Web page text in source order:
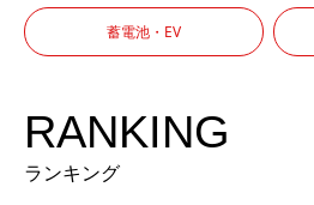
蓄電池・EV
RANKING
ランキング